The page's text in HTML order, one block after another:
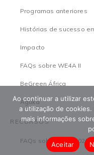
Programas anteriores
Histórias de sucesso
Impacto
FAQs sobre WE4A II
BeGreen África
Aguka
RECURSOS
FAQs sobre o TEF2025
Ao continuar a utilizar
a utilização de
mais informações
Aceitar